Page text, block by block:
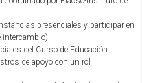
presenciales y participar en
del Curso de Educación
de apoyo con un rol